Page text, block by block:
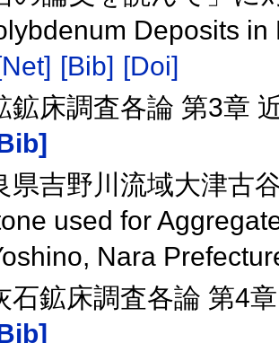
Deposits in
[Bib] [Doi]
鉱床調査各論 第3章
県吉野川流域大津古
used for
Nara
石鉱床調査各論 第4